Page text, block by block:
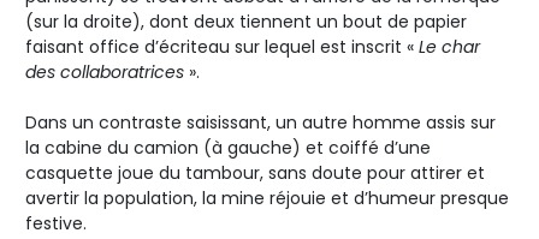
(sur la droite), dont deux tiennent un bout de papier
faisant office d’écriteau sur lequel est inscrit « Le char
des collaboratrices ».
Dans un contraste saisissant, un autre homme assis sur
la cabine du camion (à gauche) et coiffé d’une
casquette joue du tambour, sans doute pour attirer et
avertir la population, la mine réjouie et d’humeur presque
festive.